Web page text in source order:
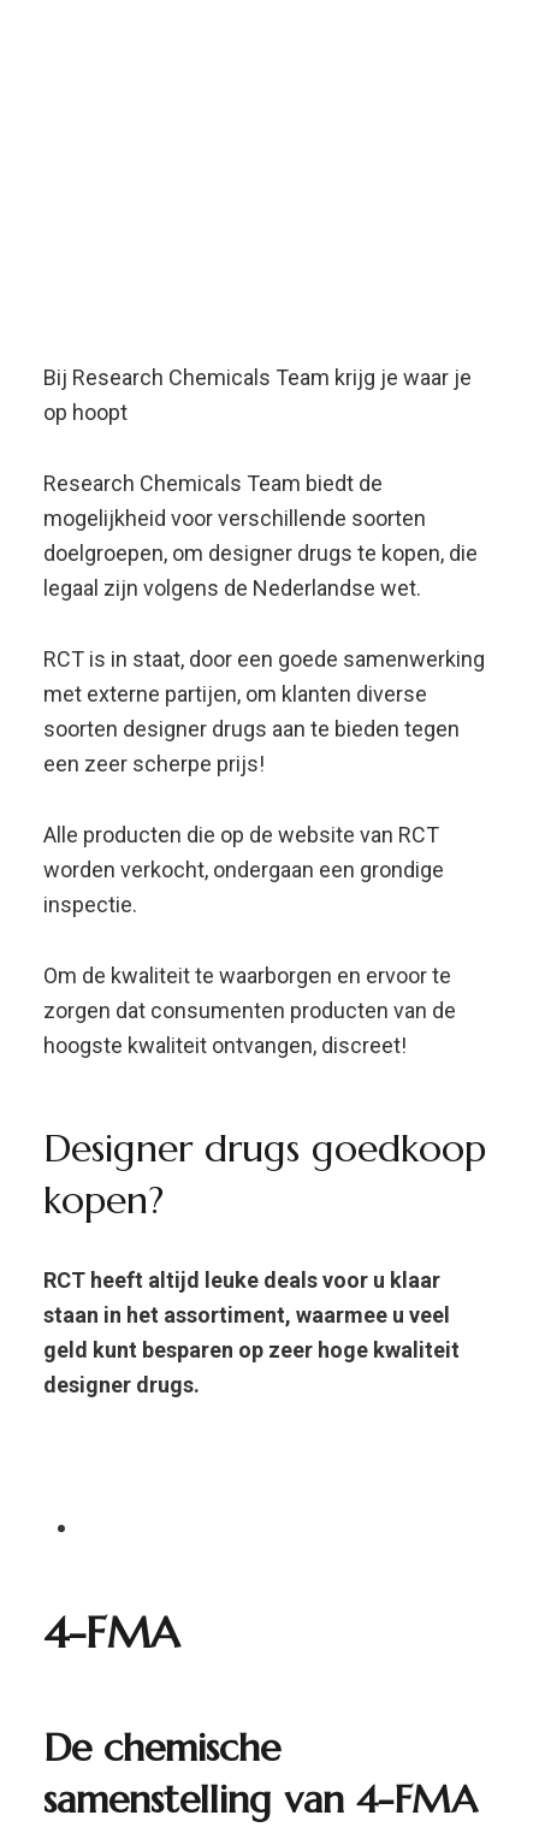
een zeer scherpe prijs!
worden verkocht, ondergaan een grondige
inspectie.
Om de kwaliteit te waarborgen en ervoor te
hoogste kwaliteit ontvangen, discreet!
Designer drugs goedkoop
kopen?
RCT heeft altijd leuke deals voor u klaar
geld kunt besparen op zeer hoge kwaliteit
designer drugs.
4-FMA
De chemische
nieuw stimulerend middel entactogeen en een
fenethylamine die via een fenylring is beperkt
tot een aminozuur (NH 2) dat op R-α zit via een
de gesubstitueerde amfetaminefamilie.
De vorm bevat een fluorotomie op R4 van zijn